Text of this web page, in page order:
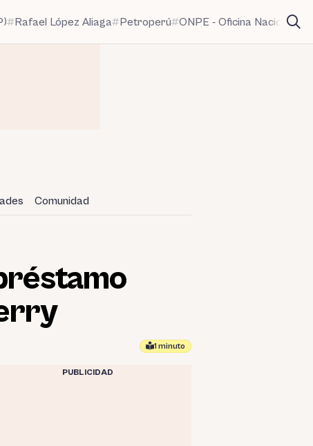
Rafael López Aliaga Petroperú ONPE - Oficina Nacional
Comunidad
1 minuto
PUBLICIDAD